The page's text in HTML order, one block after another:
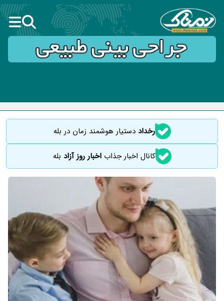
رخداددستیار هوشمند زمان در بله
کانال اخبار جذاباخبار روز آزاد بله